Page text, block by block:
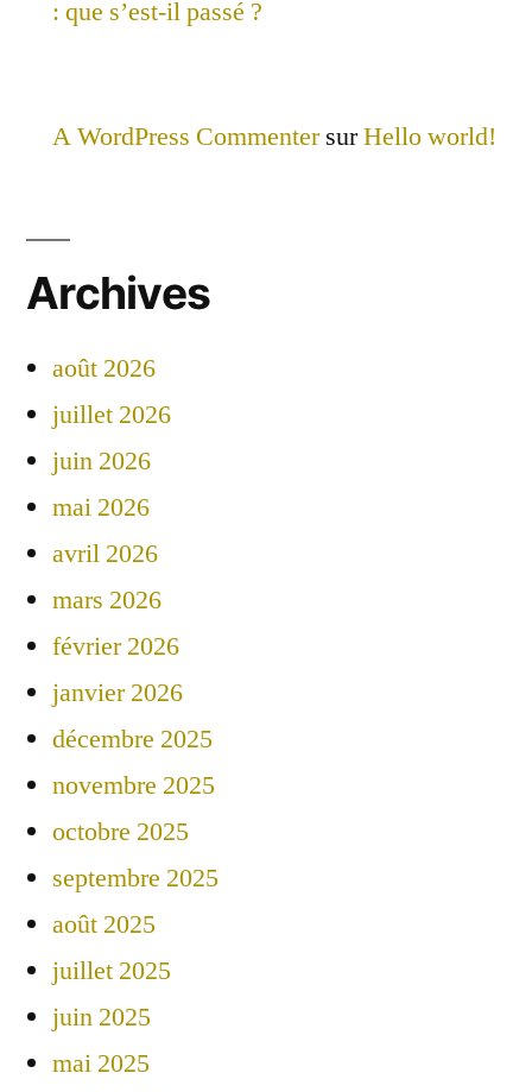
: que s’est-il passé ?
A WordPress CommentersurHello world!
Archives
août 2026
juillet 2026
juin 2026
mai 2026
avril 2026
mars 2026
février 2026
janvier 2026
décembre 2025
novembre 2025
octobre 2025
septembre 2025
août 2025
juillet 2025
juin 2025
mai 2025